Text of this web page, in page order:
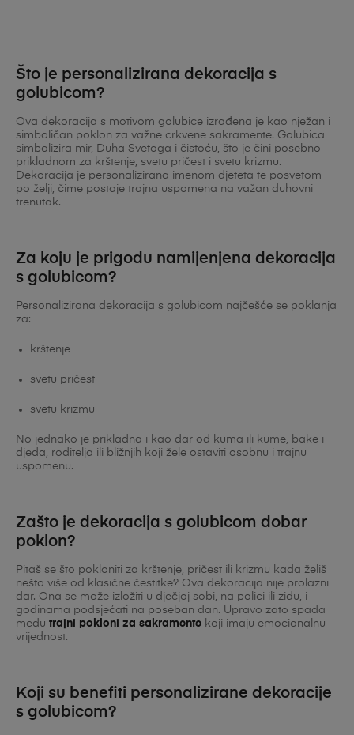
Što je personalizirana dekoracija s
golubicom?
Ova dekoracija s motivom golubice izrađena je kao nježan i
simboličan poklon za važne crkvene sakramente. Golubica
simbolizira mir, Duha Svetoga i čistoću, što je čini posebno
prikladnom za krštenje, svetu pričest i svetu krizmu.
Dekoracija je personalizirana imenom djeteta te posvetom
po želji, čime postaje trajna uspomena na važan duhovni
trenutak.
Za koju je prigodu namijenjena dekoracija
s golubicom?
Personalizirana dekoracija s golubicom najčešće se poklanja
za:
krštenje
svetu pričest
svetu krizmu
No jednako je prikladna i kao dar od kuma ili kume, bake i
djeda, roditelja ili bližnjih koji žele ostaviti osobnu i trajnu
uspomenu.
Zašto je dekoracija s golubicom dobar
poklon?
Pitaš se što pokloniti za krštenje, pričest ili krizmu kada želiš
nešto više od klasične čestitke? Ova dekoracija nije prolazni
dar. Ona se može izložiti u dječjoj sobi, na polici ili zidu, i
godinama podsjećati na poseban dan. Upravo zato spada
među trajni pokloni za sakramente koji imaju emocionalnu
vrijednost.
Koji su benefiti personalizirane dekoracije
s golubicom?